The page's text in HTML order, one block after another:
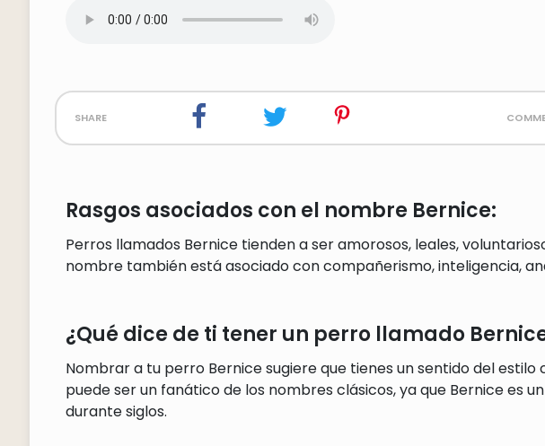
share
Rasgos asociados con el nombre Bernice:
Perros llamados Bernice tienden a ser amorosos, leales,
nombre también está asociado con compañerismo, inteligencia,
¿Qué dice de ti tener un perro llamado
Nombrar a tu perro Bernice sugiere que tienes un sentido del estilo
puede ser un fanático de los nombres clásicos, ya que Bernice es
durante siglos.